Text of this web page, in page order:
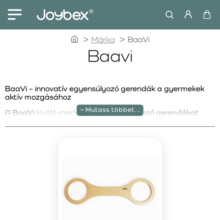
Baavi
homeMárka BaaVi
BaaVi – innovatív egyensúlyozó gerendák a gyermekek
aktív mozgásához
A BaaVi kiváló minőségűfa egyensúlyozó gerendákat
Biztonságos és kreatív felhasználásra tervezték, így
készülnek, így hosszú élettartamot és változatos
játékélményt nyújtanak. A BaaVi gerendák természetes
módon fejlesztik a motorikus képességeket és ösztönzik a